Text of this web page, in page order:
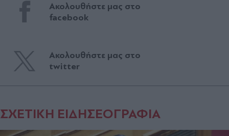
Ακολουθήστε μας στο
facebook
Ακολουθήστε μας στο
twitter
ΣΧΕΤΙΚΗ ΕΙΔΗΣΕΟΓΡΑΦΙΑ